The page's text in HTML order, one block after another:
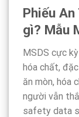
Phiếu An
gì? Mẫu
MSDS cực
hóa chất,
ăn mòn, hóa
người vẫn
safety data